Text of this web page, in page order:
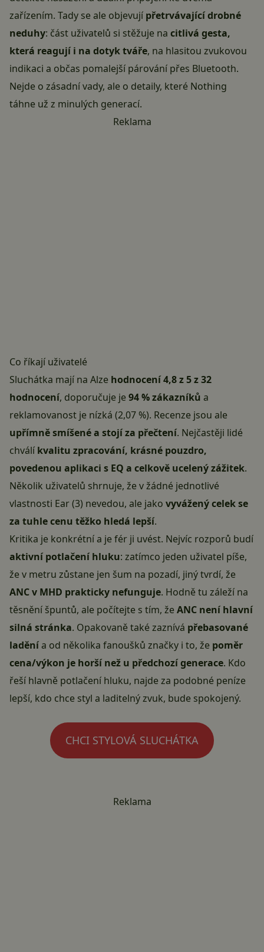
zařízením. Tady se ale objevují přetrvávající drobné
neduhy: část uživatelů si stěžuje na citlivá gesta,
která reagují i na dotyk tváře, na hlasitou zvukovou
indikaci a občas pomalejší párování přes Bluetooth.
Nejde o zásadní vady, ale o detaily, které Nothing
táhne už z minulých generací.
Reklama
Co říkají uživatelé
Sluchátka mají na Alze hodnocení 4,8 z 5 z 32
hodnocení, doporučuje je94 % zákazníků a
reklamovanost je nízká (2,07 %). Recenze jsou ale
upřímně smíšené a stojí za přečtení. Nejčastěji lidé
chválí kvalitu zpracování, krásné pouzdro,
povedenou aplikaci s EQ a celkově ucelený zážitek.
Několik uživatelů shrnuje, že v žádné jednotlivé
vlastnosti Ear (3) nevedou, ale jako vyvážený celek se
za tuhle cenu těžko hledá lepší.
Kritika je konkrétní a je fér ji uvést. Nejvíc rozporů budí
aktivní potlačení hluku: zatímco jeden uživatel píše,
že v metru zůstane jen šum na pozadí, jiný tvrdí, že
ANC v MHD prakticky nefunguje. Hodně tu záleží na
těsnění špuntů, ale počítejte s tím, žeANC není hlavní
silná stránka. Opakovaně také zaznívá přebasované
laděnía od několika fanoušků značky i to, že poměr
cena/výkon je horší než u předchozí generace. Kdo
řeší hlavně potlačení hluku, najde za podobné peníze
lepší, kdo chce styl a laditelný zvuk, bude spokojený.
CHCI STYLOVÁ SLUCHÁTKA
Reklama